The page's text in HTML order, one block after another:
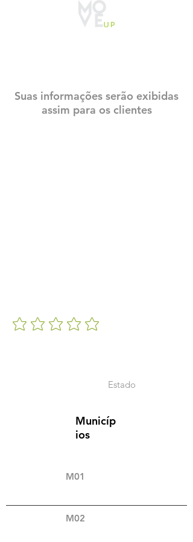
Suas informações serão exibidas
assim para os clientes
Estado
Municíp
ios
M01
M02